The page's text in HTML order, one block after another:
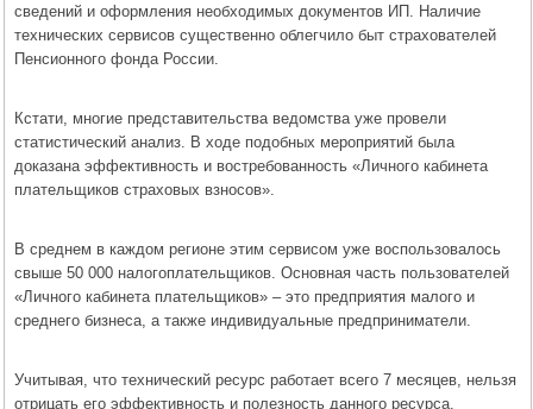
сведений и оформления необходимых документов ИП. Наличие
технических сервисов существенно облегчило быт страхователей
Пенсионного фонда России.
Кстати, многие представительства ведомства уже провели
статистический анализ. В ходе подобных мероприятий была
доказана эффективность и востребованность «Личного кабинета
плательщиков страховых взносов».
В среднем в каждом регионе этим сервисом уже воспользовалось
свыше 50 000 налогоплательщиков. Основная часть пользователей
«Личного кабинета плательщиков» – это предприятия малого и
среднего бизнеса, а также индивидуальные предприниматели.
Учитывая, что технический ресурс работает всего 7 месяцев, нельзя
отрицать его эффективность и полезность данного ресурса.